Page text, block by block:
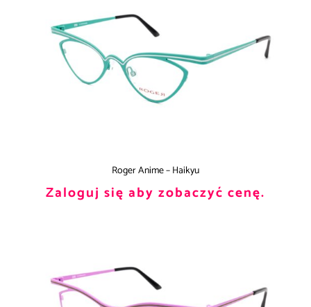
Roger Anime – Haikyu
Zaloguj się aby zobaczyć cenę.